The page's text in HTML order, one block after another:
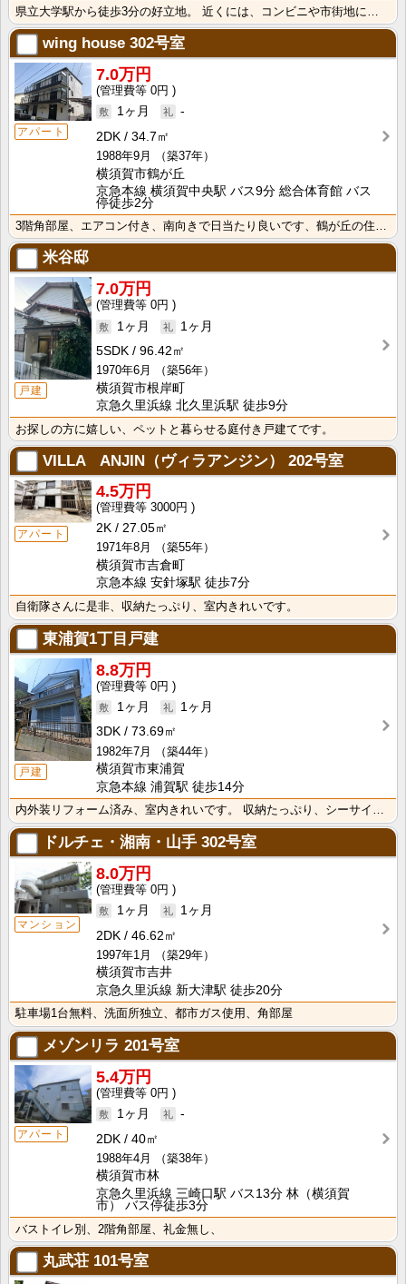
wing house 302号室
アパート
7.0万円
0円
1ヶ月
-
2DK
34.7㎡
1988年9月
（築37年）
横須賀市鶴が丘
京急本線 横須賀中央駅 バス9分 総合体育館 バス
停徒歩2分
3階角部屋、エアコン付き、南向きで日当たり良いです、鶴が丘の住宅街です。新婚さんに是非。
米谷邸
戸建
7.0万円
0円
1ヶ月
1ヶ月
5SDK
96.42㎡
1970年6月
（築56年）
横須賀市根岸町
京急久里浜線 北久里浜駅 徒歩9分
お探しの方に嬉しい、ペットと暮らせる庭付き戸建てです。
VILLA ANJIN（ヴィラアンジン） 202号室
アパート
4.5万円
3000円
2K
27.05㎡
1971年8月
（築55年）
横須賀市吉倉町
京急本線 安針塚駅 徒歩7分
自衛隊さんに是非、収納たっぷり、室内きれいです。
東浦賀1丁目戸建
戸建
8.8万円
0円
1ヶ月
1ヶ月
3DK
73.69㎡
1982年7月
（築44年）
横須賀市東浦賀
京急本線 浦賀駅 徒歩14分
内外装リフォーム済み、室内きれいです。 収納たっぷり、シーサイドライフを満喫しましょう。
ドルチェ・湘南・山手 302号室
マンション
8.0万円
0円
1ヶ月
1ヶ月
2DK
46.62㎡
1997年1月
（築29年）
横須賀市吉井
京急久里浜線 新大津駅 徒歩20分
駐車場1台無料、洗面所独立、都市ガス使用、角部屋
メゾンリラ 201号室
アパート
5.4万円
0円
1ヶ月
-
2DK
40㎡
1988年4月
（築38年）
横須賀市林
京急久里浜線 三崎口駅 バス13分 林（横須賀
市） バス停徒歩3分
バストイレ別、2階角部屋、礼金無し、
丸武荘 101号室